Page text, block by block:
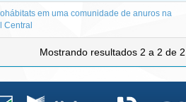
em uma comunidade de anuros na
Central
Mostrando resultados 2 a 2 de 2